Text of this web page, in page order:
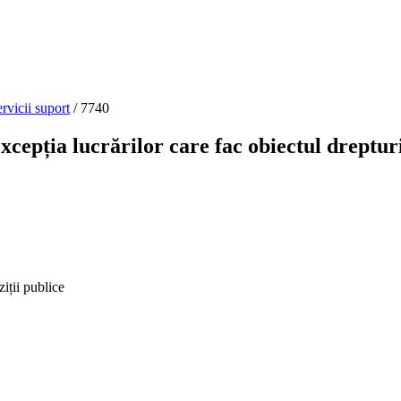
suport / 7740
lucrărilor care fac obiectul
publice